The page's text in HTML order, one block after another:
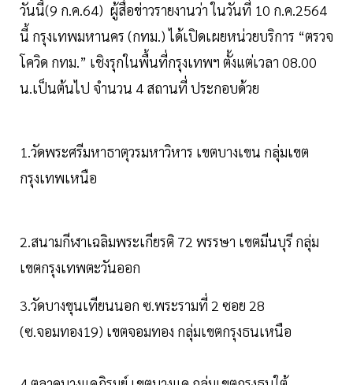
วันนี้(9 ก.ค.64) ผู้สื่อข่าวรายงานว่า ในวันที่ 10 ก.ค.2564
นี้ กรุงเทพมหานคร (กทม.) ได้เปิดเผยหน่วยบริการ “ตรวจ
โควิด กทม.” เชิงรุกในพื้นที่กรุงเทพฯ ตั้งแต่เวลา 08.00
น.เป็นต้นไป จำนวน 4 สถานที่ ประกอบด้วย
1.วัดพระศรีมหาธาตุวรมหาวิหาร เขตบางเขน กลุ่มเขต
กรุงเทพเหนือ
2.สนามกีฬาเฉลิมพระเกียรติ 72 พรรษา เขตมีนบุรี กลุ่ม
เขตกรุงเทพตะวันออก
3.วัดบางขุนเทียนนอก ซ.พระรามที่ 2 ซอย 28
(ซ.จอมทอง19) เขตจอมทอง กลุ่มเขตกรุงธนเหนือ